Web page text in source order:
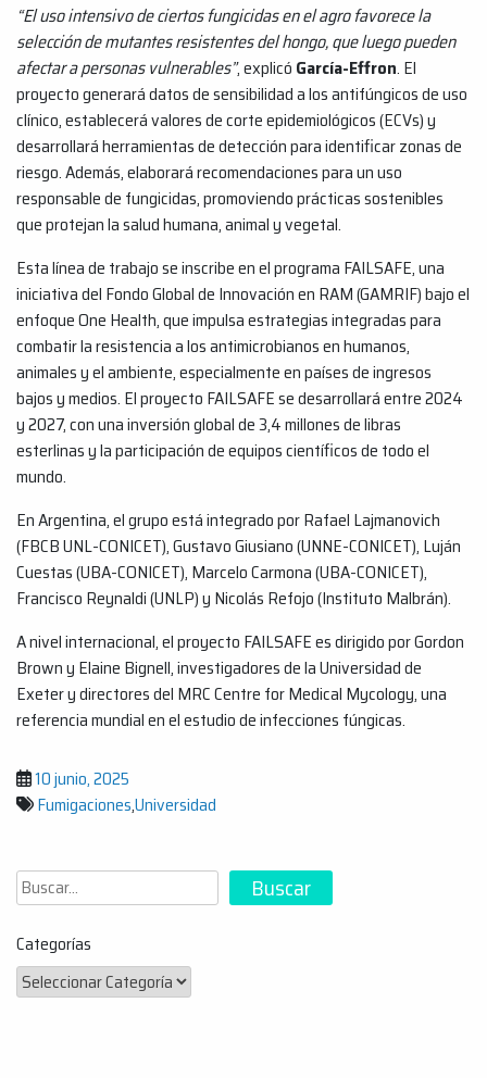
“El uso intensivo de ciertos fungicidas en el agro favorece la
selección de mutantes resistentes del hongo, que luego pueden
afectar a personas vulnerables”, explicó García-Effron. El
proyecto generará datos de sensibilidad a los antifúngicos de uso
clínico, establecerá valores de corte epidemiológicos (ECVs) y
desarrollará herramientas de detección para identificar zonas de
riesgo. Además, elaborará recomendaciones para un uso
responsable de fungicidas, promoviendo prácticas sostenibles
que protejan la salud humana, animal y vegetal.
Esta línea de trabajo se inscribe en el programa FAILSAFE, una
iniciativa del Fondo Global de Innovación en RAM (GAMRIF) bajo el
enfoque One Health, que impulsa estrategias integradas para
combatir la resistencia a los antimicrobianos en humanos,
animales y el ambiente, especialmente en países de ingresos
bajos y medios. El proyecto FAILSAFE se desarrollará entre 2024
y 2027, con una inversión global de 3,4 millones de libras
esterlinas y la participación de equipos científicos de todo el
mundo.
En Argentina, el grupo está integrado por Rafael Lajmanovich
(FBCB UNL-CONICET), Gustavo Giusiano (UNNE-CONICET), Luján
Cuestas (UBA-CONICET), Marcelo Carmona (UBA-CONICET),
Francisco Reynaldi (UNLP) y Nicolás Refojo (Instituto Malbrán).
A nivel internacional, el proyecto FAILSAFE es dirigido por Gordon
Brown y Elaine Bignell, investigadores de la Universidad de
Exeter y directores del MRC Centre for Medical Mycology, una
referencia mundial en el estudio de infecciones fúngicas.
10 junio, 2025
Fumigaciones,Universidad
Buscar Buscar
Categorías